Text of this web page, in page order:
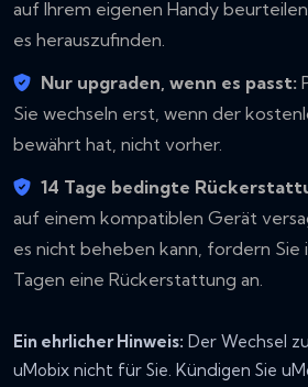
auf Ihrem eigenen Handy
es herauszufinden.
Nur upgraden, wenn es passt:
Sie wechseln erst, wenn der
bewährt hat, nicht vorher.
14 Tage bedingte
auf einem kompatiblen Gerät
es nicht beheben kann, fordern Sie
Tagen eine Rückerstattung an.
Ein ehrlicher Hinweis: Der Wechsel
uMobix nicht für Sie. Kündigen Sie